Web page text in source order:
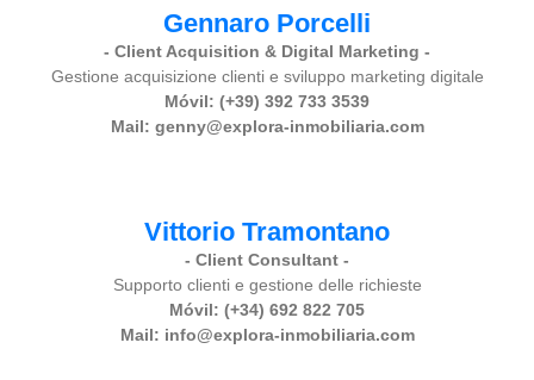
Gennaro Porcelli
- Client Acquisition & Digital Marketing -
Gestione acquisizione clienti e sviluppo marketing digitale
Móvil: (+39) 392 733 3539
Mail: genny@explora-inmobiliaria.com
Vittorio Tramontano
- Client Consultant -
Supporto clienti e gestione delle richieste
Móvil: (+34) 692 822 705
Mail: info@explora-inmobiliaria.com